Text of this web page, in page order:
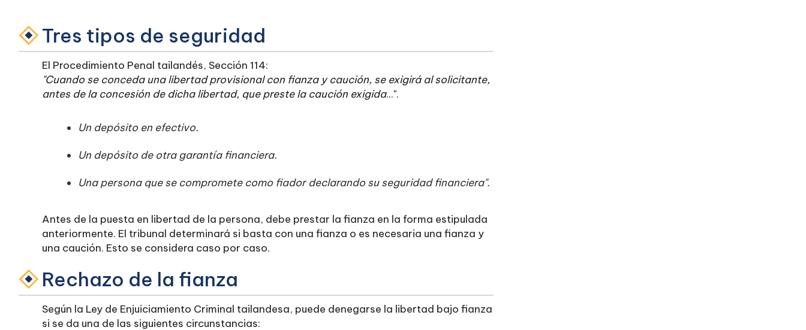
Tres tipos de seguridad
El Procedimiento Penal tailandés, Sección 114:
"Cuando se conceda una libertad provisional con fianza y caución, se exigirá al solicitante,
antes de la concesión de dicha libertad, que preste la caución exigida...".
Un depósito en efectivo.
Un depósito de otra garantía financiera.
Una persona que se compromete como fiador declarando su seguridad financiera".
Antes de la puesta en libertad de la persona, debe prestar la fianza en la forma estipulada
anteriormente. El tribunal determinará si basta con una fianza o es necesaria una fianza y
una caución. Esto se considera caso por caso.
Rechazo de la fianza
Según la Ley de Enjuiciamiento Criminal tailandesa, puede denegarse la libertad bajo fianza
si se da una de las siguientes circunstancias: